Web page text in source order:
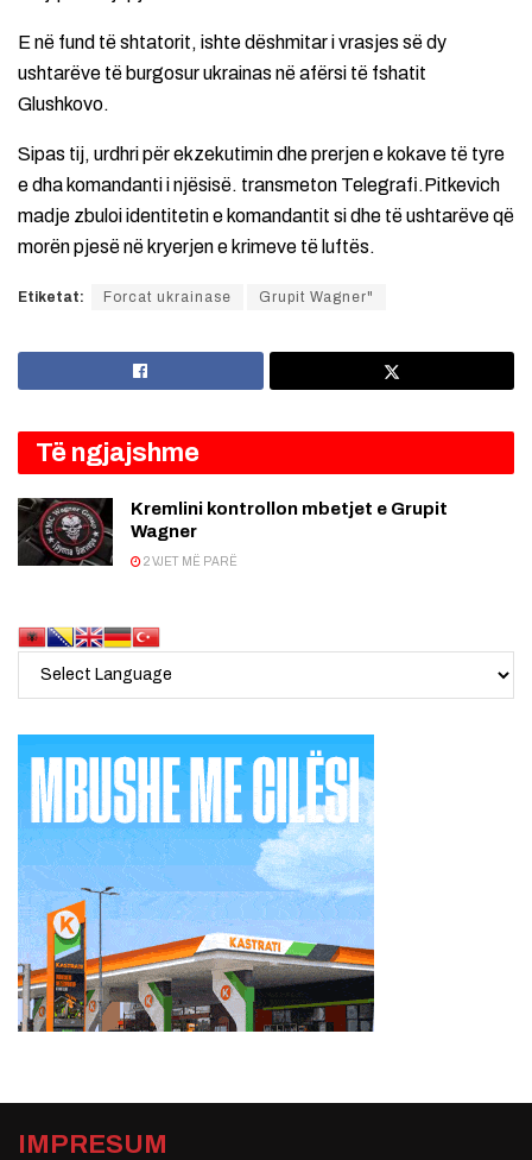
E në fund të shtatorit, ishte dëshmitar i vrasjes së dy
ushtarëve të burgosur ukrainas në afërsi të fshatit
Glushkovo.
Sipas tij, urdhri për ekzekutimin dhe prerjen e kokave të tyre
e dha komandanti i njësisë. transmeton Telegrafi.Pitkevich
madje zbuloi identitetin e komandantit si dhe të ushtarëve që
morën pjesë në kryerjen e krimeve të luftës.
Etiketat: Forcat ukrainase Grupit Wagner"
Të ngjajshme
Kremlini kontrollon mbetjet e Grupit
Wagner
2 VJET MË PARË
IMPRESUM